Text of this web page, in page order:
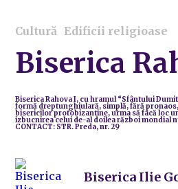
Cultură Edificii religioase
Biserica
Biserica Rahova I, cu hramul “Sfântului
formă dreptunghiulară, simplă, fără
bisericilor protobizantine, urma să facă loc
izbucnirea celui de-al doilea război mondial
CONTACT: STR. Preda, nr. 29
Biserica Ilie